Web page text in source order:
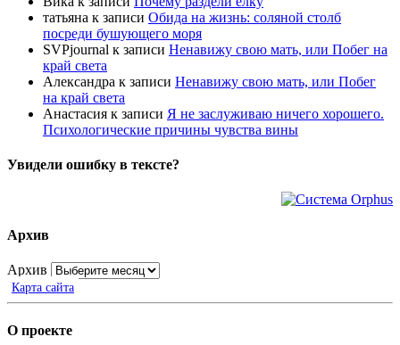
татьяна к записи Обида на жизнь: соляной столб
посреди бушующего моря
SVPjournal к записи Ненавижу свою мать, или Побег на
край света
Александра к записи Ненавижу свою мать, или Побег
на край света
Анастасия к записи Я не заслуживаю ничего хорошего.
Психологические причины чувства вины
Увидели ошибку в тексте?
Архив
Архив
Карта сайта
О проекте